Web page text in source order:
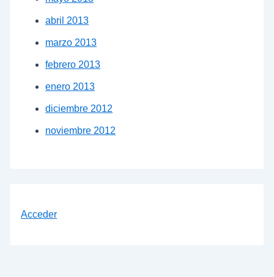
abril 2013
marzo 2013
febrero 2013
enero 2013
diciembre 2012
noviembre 2012
Acceder